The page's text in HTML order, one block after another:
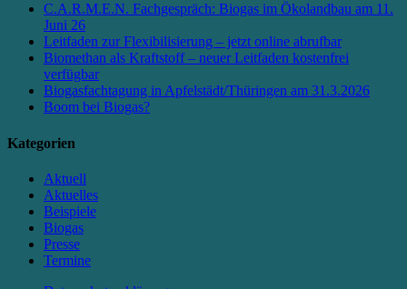
C.A.R.M.E.N. Fachgespräch: Biogas im Ökolandbau am 11.
Juni 26
Leitfaden zur Flexibilisierung – jetzt online abrufbar
Biomethan als Kraftstoff – neuer Leitfaden kostenfrei
verfügbar
Biogasfachtagung in Apfelstädt/Thüringen am 31.3.2026
Boom bei Biogas?
Kategorien
Aktuell
Aktuelles
Beispiele
Biogas
Presse
Termine